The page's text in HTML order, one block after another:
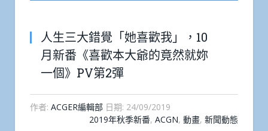
人生三大錯覺「她喜歡我」，10
月新番《喜歡本大爺的竟然就妳
一個》PV第2彈
作者: ACGER編輯部 日期: 24/09/2019
2019年秋季新番, ACGN, 動畫, 新聞動態